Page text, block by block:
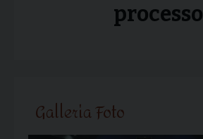
processo
Galleria Foto